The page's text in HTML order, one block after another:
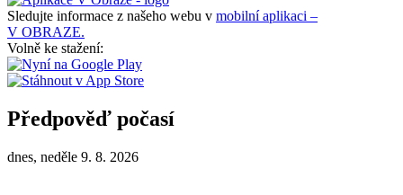
Sledujte informace z našeho webu v mobilní aplikaci –
V OBRAZE.
Volně ke stažení:
Předpověď počasí
dnes, neděle 9. 8. 2026